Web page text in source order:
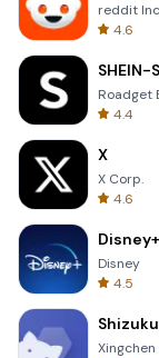
reddit
4.6
Roadget
4.4
X
X Corp.
4.6
Disney+
Disney
4.5
Shizuku
Xingchen